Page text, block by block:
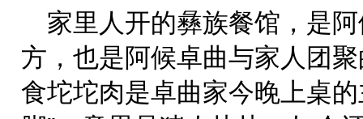
家里人开的彝族餐馆，是
方，也是阿候卓曲与家人团
食坨坨肉是卓曲家今晚上桌